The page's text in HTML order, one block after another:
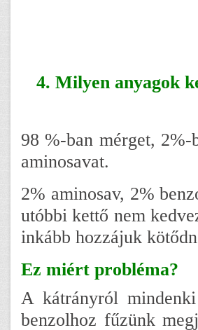
4. Milyen anyagok
98 %-ban mérget, 2%-
aminosavat.
2% aminosav, 2%
utóbbi kettő nem
inkább hozzájuk
Ez miért probléma?
A kátrányról
benzolhoz fűzünk